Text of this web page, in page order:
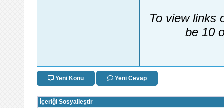
To view links
be 10
Yeni Konu Yeni Cevap
İçeriği Sosyalleştir